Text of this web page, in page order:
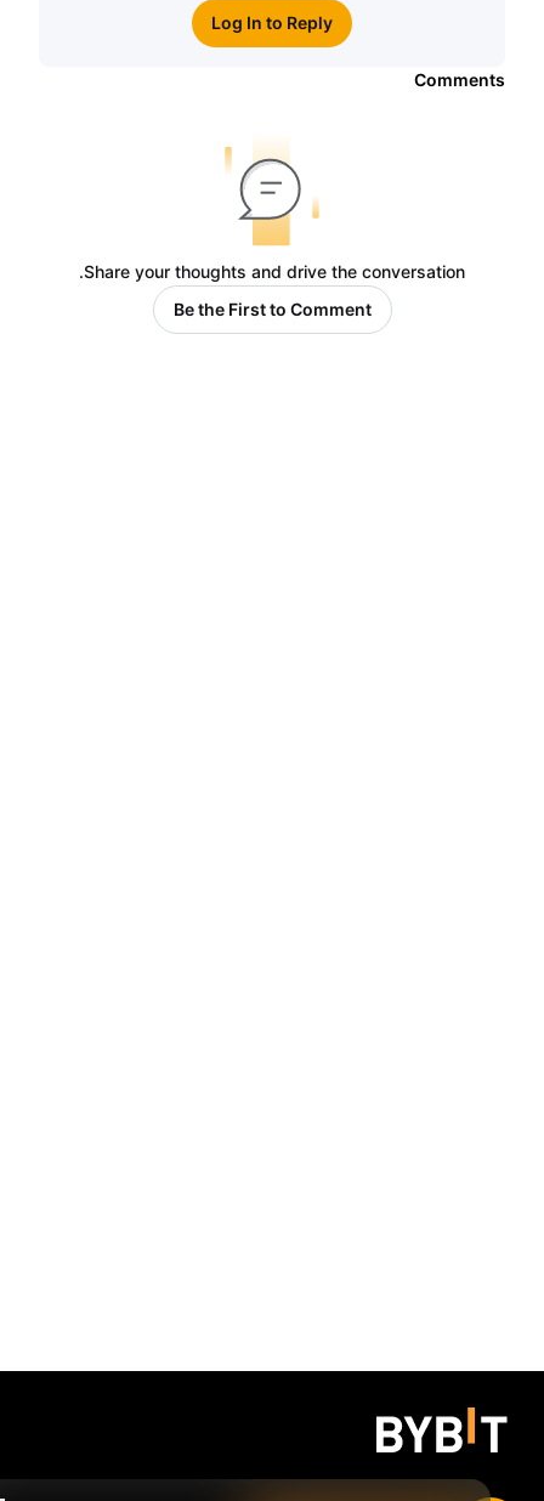
Log In to Reply
Comments
Share your thoughts and drive the conversation.
Be the First to Comment